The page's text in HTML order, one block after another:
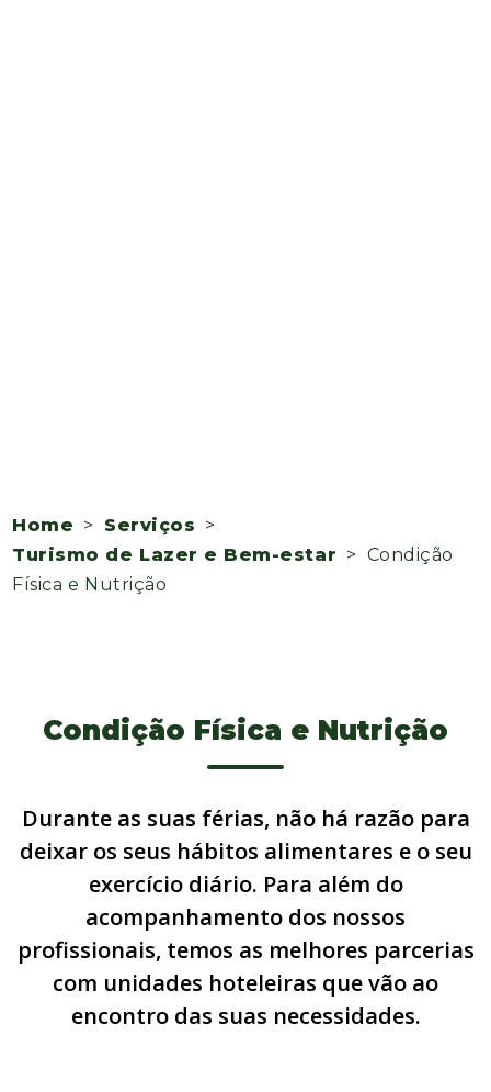
Home > Serviços >
Turismo de Lazer e Bem-estar > Condição
Física e Nutrição
Condição Física e Nutrição
Durante as suas férias, não há razão para
deixar os seus hábitos alimentares e o seu
exercício diário. Para além do
acompanhamento dos nossos
profissionais, temos as melhores parcerias
com unidades hoteleiras que vão ao
encontro das suas necessidades.